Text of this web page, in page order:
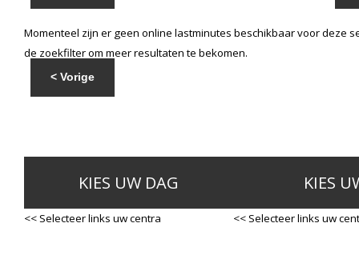
Momenteel zijn er geen online lastminutes beschikbaar voor deze
de zoekfilter om meer resultaten te bekomen.
< Vorige
KIES UW DAG
<< Selecteer links uw centra
KIES
<< Selecteer links uw